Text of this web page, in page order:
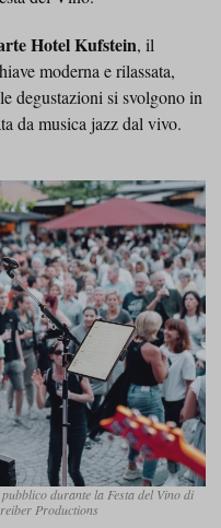
Hotel Kufstein, il
moderna e rilassata,
degustazioni si svolgono in
da musica jazz dal vivo.
durante la Festa del Vino di
Productions